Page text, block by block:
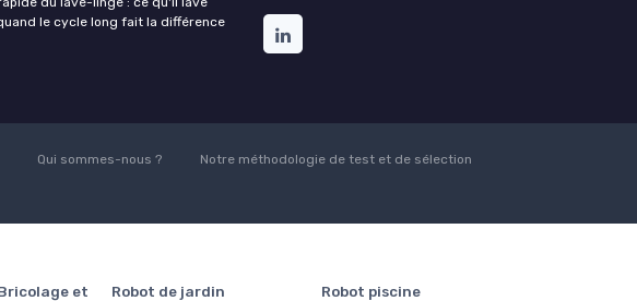
le cycle long fait la différence
Qui sommes-nous ?
Notre méthodologie de test et de sélection
et
Robot de jardin Robot piscine